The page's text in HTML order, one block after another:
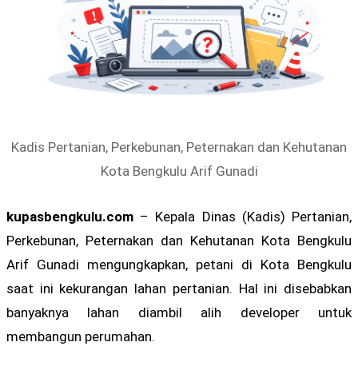
Kadis Pertanian, Perkebunan, Peternakan dan Kehutanan
Kota Bengkulu Arif Gunadi
kupasbengkulu.com – Kepala Dinas (Kadis) Pertanian,
Perkebunan, Peternakan dan Kehutanan Kota Bengkulu
Arif Gunadi mengungkapkan, petani di Kota Bengkulu
saat ini kekurangan lahan pertanian. Hal ini disebabkan
banyaknya lahan diambil alih developer untuk
membangun perumahan.